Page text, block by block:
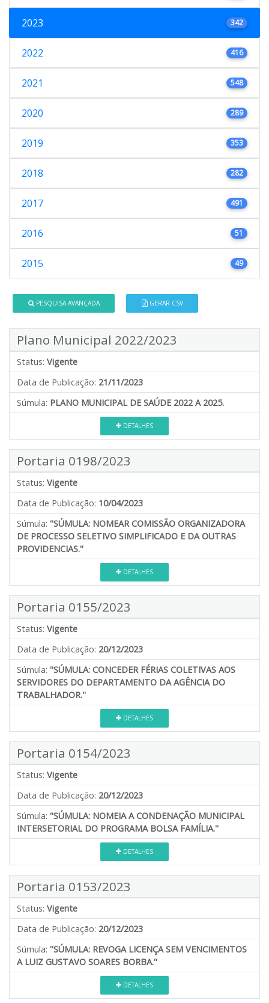
2023 342
2022 416
2021 548
2020 289
2019 353
2018 282
2017 491
2016 51
2015 49
PESQUISA AVANÇADA GERAR CSV
Plano Municipal 2022/2023
Status: Vigente
Data de Publicação: 21/11/2023
Súmula: PLANO MUNICIPAL DE SAÚDE 2022 A 2025.
DETALHES
Portaria 0198/2023
Status: Vigente
Data de Publicação: 10/04/2023
Súmula: ''SÚMULA: NOMEAR COMISSÃO ORGANIZADORA
DE PROCESSO SELETIVO SIMPLIFICADO E DA OUTRAS
PROVIDENCIAS.''
DETALHES
Portaria 0155/2023
Status: Vigente
Data de Publicação: 20/12/2023
Súmula: ''SÚMULA: CONCEDER FÉRIAS COLETIVAS AOS
SERVIDORES DO DEPARTAMENTO DA AGÊNCIA DO
TRABALHADOR.''
DETALHES
Portaria 0154/2023
Status: Vigente
Data de Publicação: 20/12/2023
Súmula: ''SÚMULA: NOMEIA A CONDENAÇÃO MUNICIPAL
INTERSETORIAL DO PROGRAMA BOLSA FAMÍLIA.''
DETALHES
Portaria 0153/2023
Status: Vigente
Data de Publicação: 20/12/2023
Súmula: ''SÚMULA: REVOGA LICENÇA SEM VENCIMENTOS
A LUIZ GUSTAVO SOARES BORBA.''
DETALHES